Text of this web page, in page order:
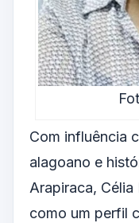
Com influência
alagoano e
Arapiraca,
como um perfil